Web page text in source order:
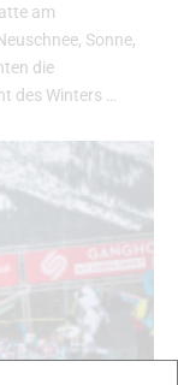
am
Sonne,
die
des Winters …